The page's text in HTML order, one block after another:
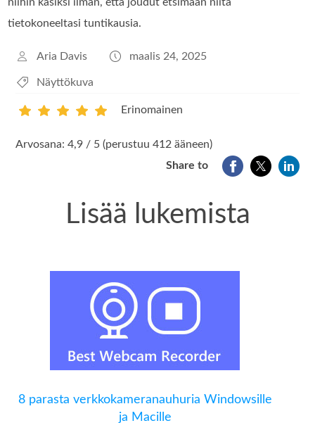
tietokoneeltasi tuntikausia.
Aria Davis maalis 24, 2025
Näyttökuva
Erinomainen
Arvosana: 4,9 / 5 (perustuu 412 ääneen)
Share to
Lisää lukemista
8 parasta verkkokameranauhuria Windowsille
ja Macille